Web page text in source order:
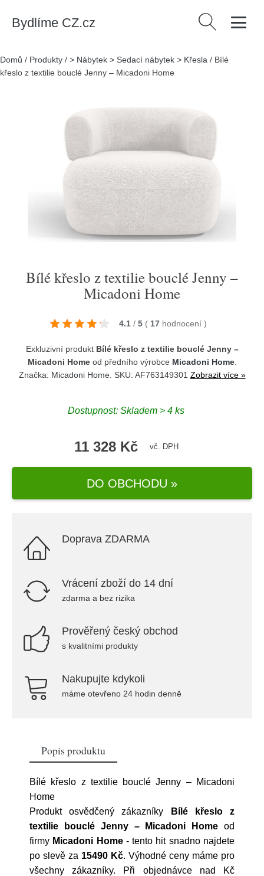
Bydlíme CZ.cz Vyhledávání
Domů / Produkty / > Nábytek > Sedací nábytek > Křesla / Bílé
křeslo z textilie bouclé Jenny – Micadoni Home
Bílé křeslo z textilie bouclé Jenny –
Micadoni Home
4.1 / 5 ( 17 hodnocení )
Exkluzivní produkt Bílé křeslo z textilie bouclé Jenny –
Micadoni Homeod předního výrobce Micadoni Home.
Značka: Micadoni Home. SKU: AF763149301 Zobrazit více »
Dostupnost: Skladem > 4 ks
11 328 Kč vč. DPH
DO OBCHODU »
Doprava ZDARMA
Vrácení zboží do 14 dní
zdarma a bez rizika
Prověřený český obchod
s kvalitními produkty
Nakupujte kdykoli
máme otevřeno 24 hodin denně
Popis produktu
Bílé křeslo z textilie bouclé Jenny – Micadoni
Home
Produkt osvědčený zákazníky
Bílé křeslo z
textilie bouclé Jenny – Micadoni Home od
firmy Micadoni Home- tento hit snadno najdete
po slevě za 15490 Kč. Výhodné ceny máme pro
všechny zákazníky. Při objednávce nad Kč